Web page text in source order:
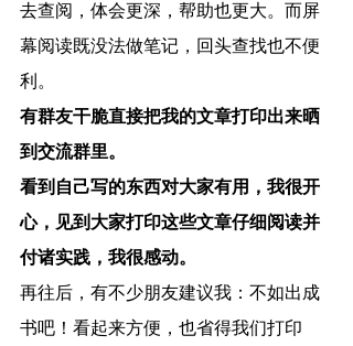
去查阅，体会更深，帮助也更大。而屏
幕阅读既没法做笔记，回头查找也不便
利。
有群友干脆直接把我的文章打印出来晒
到交流群里。
看到自己写的东西对大家有用，我很开
心，见到大家打印这些文章仔细阅读并
付诸实践，我很感动。
再往后，有不少朋友建议我：不如出成
书吧！看起来方便，也省得我们打印